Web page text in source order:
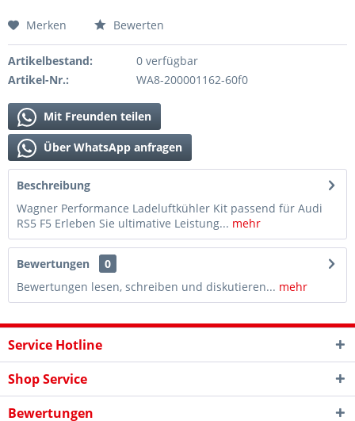
Merken Bewerten
Artikelbestand:
0 verfügbar
Artikel-Nr.:
WA8-200001162-60f0
Mit Freunden teilen
Über WhatsApp anfragen
Beschreibung
Wagner Performance Ladeluftkühler Kit passend für Audi
RS5 F5 Erleben Sie ultimative Leistung... mehr
Bewertungen
0
Bewertungen lesen, schreiben und diskutieren... mehr
Service Hotline
Shop Service
Bewertungen